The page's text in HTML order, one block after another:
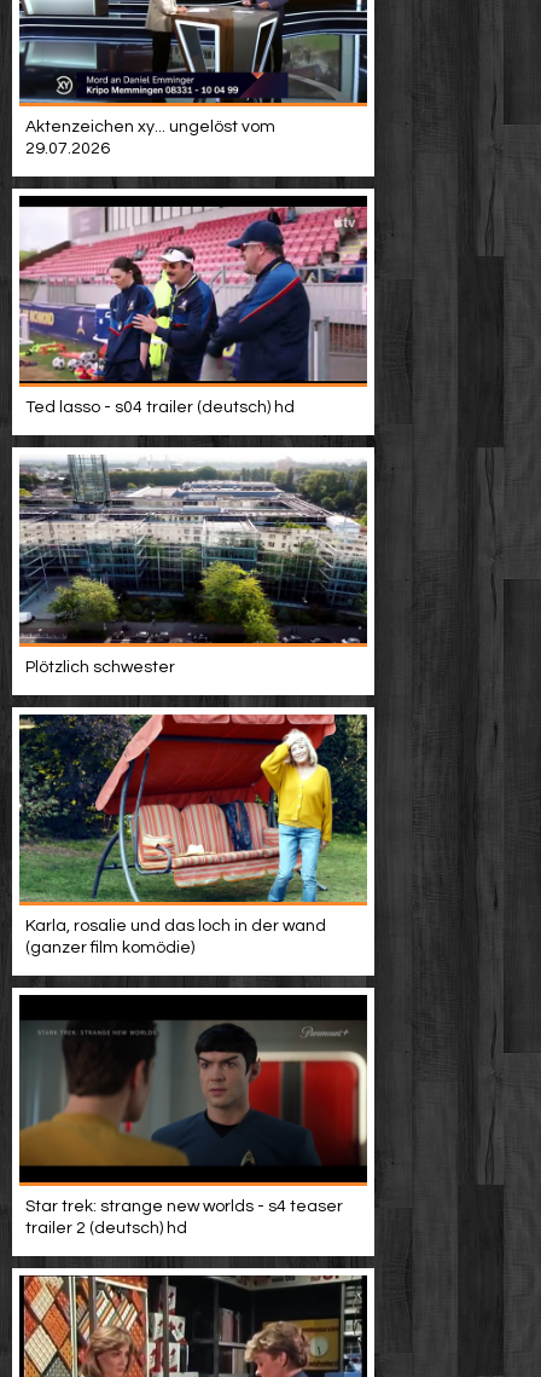
Aktenzeichen xy... ungelöst vom
29.07.2026
Ted lasso - s04 trailer (deutsch) hd
Plötzlich schwester
Karla, rosalie und das loch in der wand
(ganzer film komödie)
Star trek: strange new worlds - s4 teaser
trailer 2 (deutsch) hd